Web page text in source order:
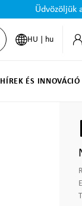
Üdvözöljük
HU | hu
HÍREK ÉS INNOVÁCIÓ